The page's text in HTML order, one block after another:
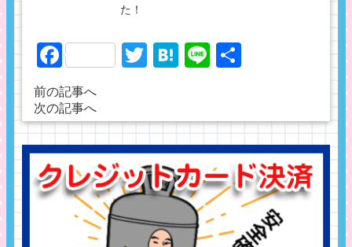
た！
FacebookTwitter
Hatena
Line
前の記事へ
次の記事へ